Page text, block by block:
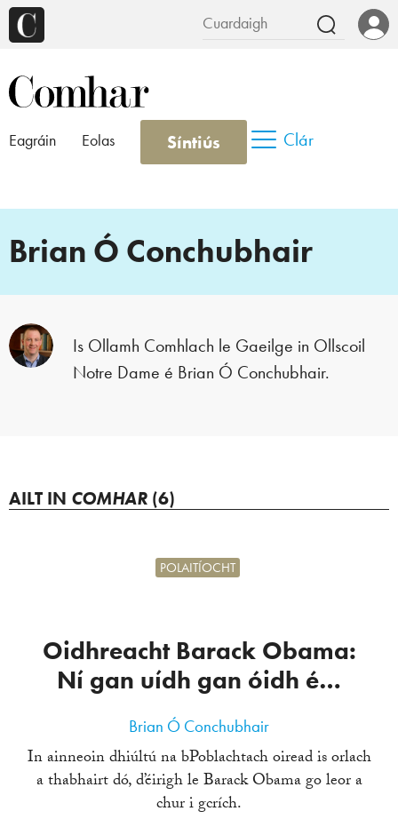
Eagráin Eolas Síntiús Clár
Brian Ó Conchubhair
Is Ollamh Comhlach le Gaeilge in Ollscoil
Notre Dame é Brian Ó Conchubhair.
AILT IN COMHAR (6)
Oidhreacht Barack Obama:
Ní gan uídh gan óidh é…
POLAITÍOCHT
Brian Ó Conchubhair
In ainneoin dhiúltú na bPoblachtach oiread is orlach
a thabhairt dó, d’éirigh le Barack Obama go leor a
chur i gcrích.